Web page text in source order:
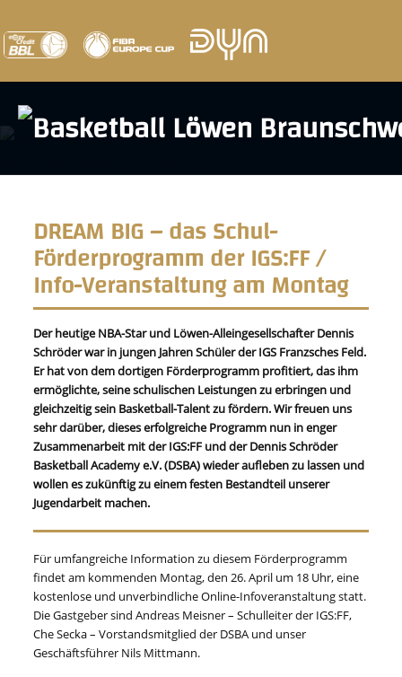
DREAM BIG – das Schul-
Förderprogramm der IGS:FF /
Info-Veranstaltung am Montag
Der heutige NBA-Star und Löwen-Alleingesellschafter Dennis
Schröder war in jungen Jahren Schüler der IGS Franzsches Feld.
Er hat von dem dortigen Förderprogramm profitiert, das ihm
ermöglichte, seine schulischen Leistungen zu erbringen und
gleichzeitig sein Basketball-Talent zu fördern. Wir freuen uns
sehr darüber, dieses erfolgreiche Programm nun in enger
Zusammenarbeit mit der IGS:FF und der Dennis Schröder
Basketball Academy e.V. (DSBA) wieder aufleben zu lassen und
wollen es zukünftig zu einem festen Bestandteil unserer
Jugendarbeit machen.
Für umfangreiche Information zu diesem Förderprogramm
findet am kommenden Montag, den 26. April um 18 Uhr, eine
kostenlose und unverbindliche Online-Infoveranstaltung statt.
Die Gastgeber sind Andreas Meisner – Schulleiter der IGS:FF,
Che Secka – Vorstandsmitglied der DSBA und unser
Geschäftsführer Nils Mittmann.